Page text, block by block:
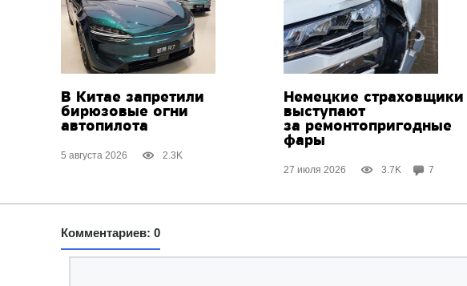
В Китае запретили
бирюзовые огни
автопилота
5 августа 2026 2.3K
Немецкие страховщики
выступают
за ремонтопригодные
фары
27 июля 2026 3.7K 7
Комментариев: 0